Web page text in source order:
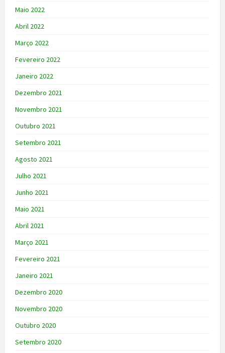
Maio 2022
Abril 2022
Março 2022
Fevereiro 2022
Janeiro 2022
Dezembro 2021
Novembro 2021
Outubro 2021
Setembro 2021
Agosto 2021
Julho 2021
Junho 2021
Maio 2021
Abril 2021
Março 2021
Fevereiro 2021
Janeiro 2021
Dezembro 2020
Novembro 2020
Outubro 2020
Setembro 2020